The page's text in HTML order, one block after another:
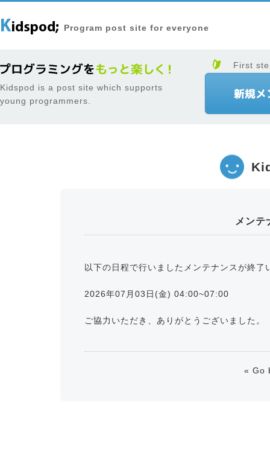
Program post site for everyone
Kidspod is a post site which supports
young programmers.
First
メンテ
以下の日程で行いましたメンテナンスが終了
2026年07月03日(金) 04:00~07:00
ご協力いただき、ありがとうございました。
« Go